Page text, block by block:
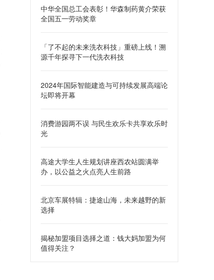
中华全国总工会表彰！华森制药黄介荣获
全国五一劳动奖章
「了不起的未来洗衣科技」重磅上线！溯
源千年探寻下一代洗衣科技
2024年国际智能建造与可持续发展高端论
坛即将开幕
消费游园两不误 与民生欢乐卡共享欢乐时
光
高途大学生人生规划讲座西农站圆满举
办，以公益之火点亮人生前路
北京车展特辑：捷途山海，未来越野的新
选择
揭秘加盟项目选择之道：钱大妈加盟为何
值得关注？